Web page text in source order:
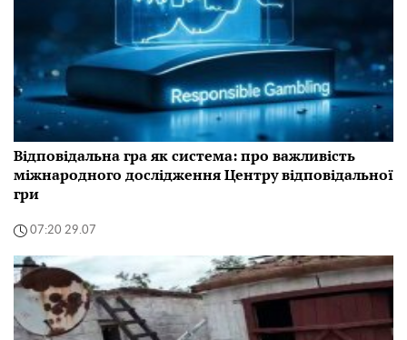
Відповідальна гра як система: про важливість
міжнародного дослідження Центру відповідальної
гри
07:20 29.07